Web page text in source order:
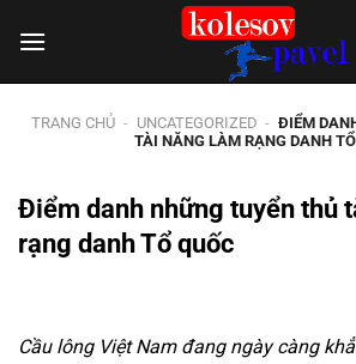
đến
TRANG CHỦ - UNCATEGORIZED - ĐIỂM
TÀI NĂNG LÀM RẠNG DANH
Điểm danh những tuyển thủ
rạng danh Tổ quốc
Cầu lông Việt Nam đang ngày càng